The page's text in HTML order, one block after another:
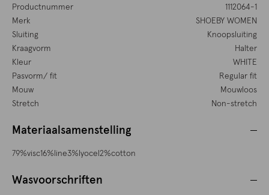
Productnummer
1112064-1
Merk
SHOEBY WOMEN
Sluiting
Knoopsluiting
Kraagvorm
Halter
Kleur
WHITE
Pasvorm/ fit
Regular fit
Mouw
Mouwloos
Stretch
Non-stretch
Materiaalsamenstelling
79%visc16%line3%lyocel2%cotton
Wasvoorschriften